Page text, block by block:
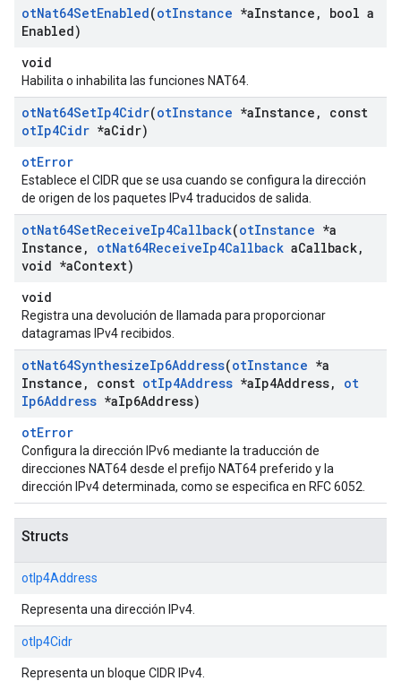
otNat64SetEnabled(otInstance *aInstance ,
bool a
Enabled)
void
Habilita o inhabilita las funciones NAT64.
otNat64SetIp4Cidr(otInstance *aInstance ,
const
otIp4Cidr *aCidr)
otError
Establece el CIDR que se usa cuando se configura la dirección
de origen de los paquetes IPv4 traducidos de salida.
otNat64SetReceiveIp4Callback(otInstance *a
Instance , otNat64ReceiveIp4Callback aCallback,
void *aContext)
void
Registra una devolución de llamada para proporcionar
datagramas IPv4 recibidos.
otNat64SynthesizeIp6Address(otInstance *a
Instance , const otIp4Address *aIp4Address,
ot
Ip6Address *aIp6Address)
otError
Configura la dirección IPv6 mediante la traducción de
direcciones NAT64 desde el prefijo NAT64 preferido y la
dirección IPv4 determinada, como se especifica en RFC 6052.
Structs
otIp4Address
Representa una dirección IPv4.
otIp4Cidr
Representa un bloque CIDR IPv4.